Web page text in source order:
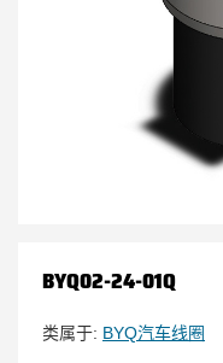
BYQ02-24-01Q
类属于: BYQ汽车线圈